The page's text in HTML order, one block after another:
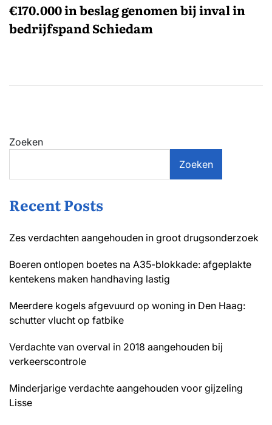
€170.000 in beslag genomen bij inval in
bedrijfspand Schiedam
Zoeken
Zoeken
Recent Posts
Zes verdachten aangehouden in groot drugsonderzoek
Boeren ontlopen boetes na A35-blokkade: afgeplakte
kentekens maken handhaving lastig
Meerdere kogels afgevuurd op woning in Den Haag:
schutter vlucht op fatbike
Verdachte van overval in 2018 aangehouden bij
verkeerscontrole
Minderjarige verdachte aangehouden voor gijzeling
Lisse